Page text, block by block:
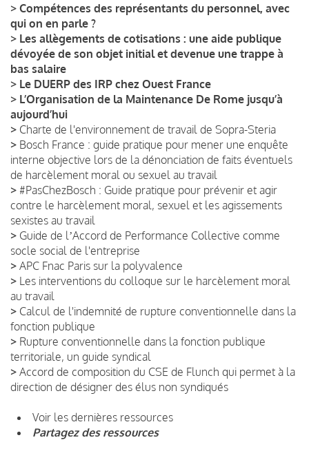
> Compétences des représentants du personnel, avec
qui on en parle ?
> Les allègements de cotisations : une aide publique
dévoyée de son objet initial et devenue une trappe à
bas salaire
> Le DUERP des IRP chez Ouest France
> L’Organisation de la Maintenance De Rome jusqu’à
aujourd’hui
> Charte de l'environnement de travail de Sopra-Steria
> Bosch France : guide pratique pour mener une enquête
interne objective lors de la dénonciation de faits éventuels
de harcèlement moral ou sexuel au travail
> #PasChezBosch : Guide pratique pour prévenir et agir
contre le harcèlement moral, sexuel et les agissements
sexistes au travail
> Guide de lʼAccord de Performance Collective comme
socle social de l'entreprise
> APC Fnac Paris sur la polyvalence
> Les interventions du colloque sur le harcèlement moral
au travail
> Calcul de l'indemnité de rupture conventionnelle dans la
fonction publique
> Rupture conventionnelle dans la fonction publique
territoriale, un guide syndical
> Accord de composition du CSE de Flunch qui permet à la
direction de désigner des élus non syndiqués
Voir les dernières ressources
Partagez des ressources